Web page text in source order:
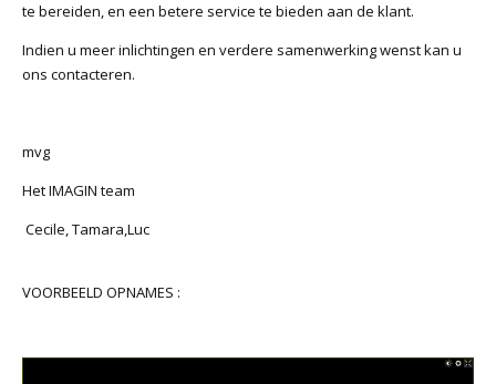
te bereiden, en een betere service te bieden aan de klant.
Indien u meer inlichtingen en verdere samenwerking wenst kan u
ons contacteren.
mvg
Het IMAGIN team
Cecile, Tamara,Luc
VOORBEELD OPNAMES :